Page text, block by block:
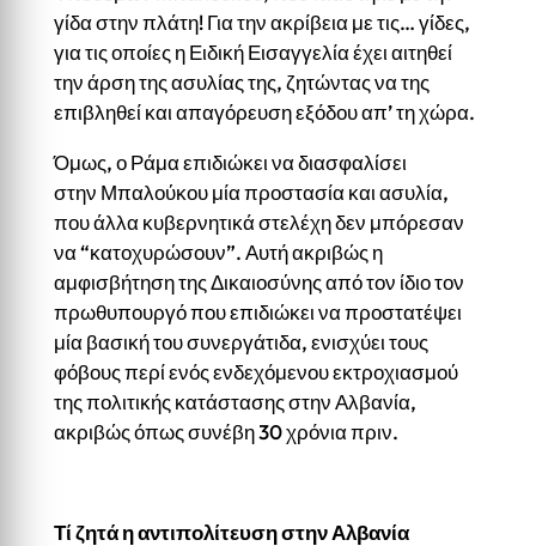
γίδα στην πλάτη! Για την ακρίβεια με τις… γίδες,
για τις οποίες η Ειδική Εισαγγελία έχει αιτηθεί
την άρση της ασυλίας της, ζητώντας να της
επιβληθεί και απαγόρευση εξόδου απ’ τη χώρα.
Όμως, ο Ράμα επιδιώκει να διασφαλίσει
στην Μπαλούκου μία προστασία και ασυλία,
που άλλα κυβερνητικά στελέχη δεν μπόρεσαν
να “κατοχυρώσουν”. Αυτή ακριβώς η
αμφισβήτηση της Δικαιοσύνης από τον ίδιο τον
πρωθυπουργό που επιδιώκει να προστατέψει
μία βασική του συνεργάτιδα, ενισχύει τους
φόβους περί ενός ενδεχόμενου εκτροχιασμού
της πολιτικής κατάστασης στην Αλβανία,
ακριβώς όπως συνέβη 30 χρόνια πριν.
Τί ζητά η αντιπολίτευση στην Αλβανία